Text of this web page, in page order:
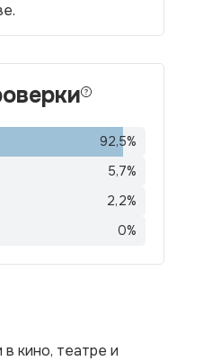
92,5%
5,7%
2,2%
0%
в кино, театре и